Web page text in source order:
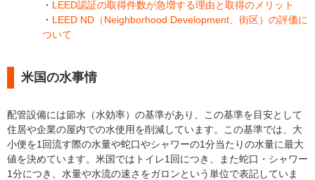
・ LEED認証の取得件数が急増する理由と取得のメリット
・ LEED ND（Neighborhood Development、街区）の評価に
ついて
米国の水事情
配管設備には節水（水効率）の基準があり、この基準を目安として
住居や企業の屋内での水使用を削減しています。この基準では、大
小便を1回流す際の水量や蛇口やシャワーの1分当たりの水量に最大
値を決めています。米国ではトイレ1回につき、また蛇口・シャワー
1分につき、水量や水流の速さをガロンという単位で表記していま